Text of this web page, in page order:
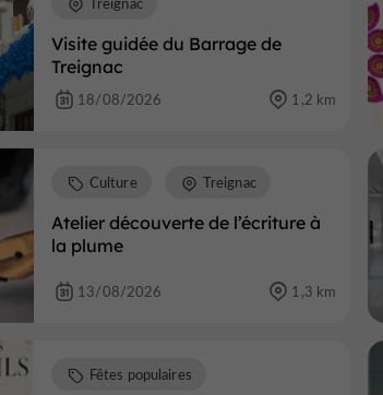
Visite guidée du Barrage de
Treignac
18/08/2026 1,2 km
Atelier découverte de l’écriture à
la plume
Culture Treignac
13/08/2026 1,3 km
Fêtes populaires